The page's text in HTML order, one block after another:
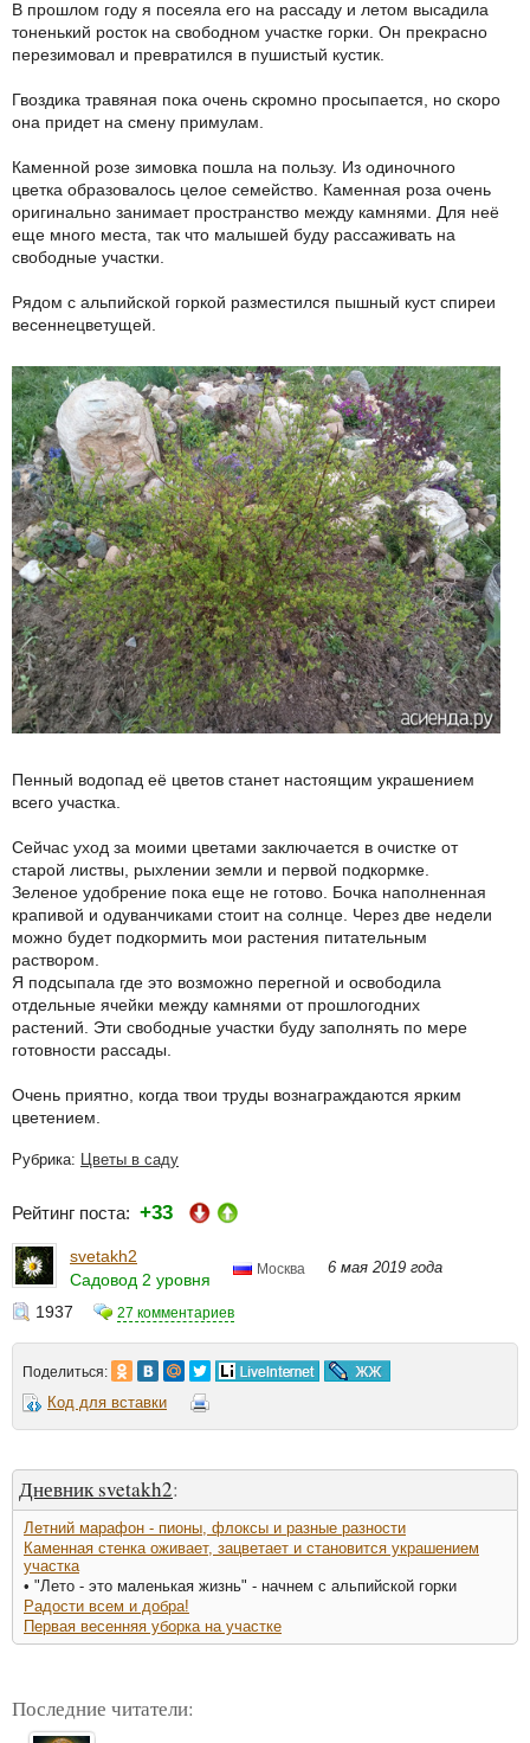
В прошлом году я посеяла его на рассаду и летом высадила
тоненький росток на свободном участке горки. Он прекрасно
перезимовал и превратился в пушистый кустик.
Гвоздика травяная пока очень скромно просыпается, но скоро
она придет на смену примулам.
Каменной розе зимовка пошла на пользу. Из одиночного
цветка образовалось целое семейство. Каменная роза очень
оригинально занимает пространство между камнями. Для неё
еще много места, так что малышей буду рассаживать на
свободные участки.
Рядом с альпийской горкой разместился пышный куст спиреи
весеннецветущей.
Пенный водопад её цветов станет настоящим украшением
всего участка.
Сейчас уход за моими цветами заключается в очистке от
старой листвы, рыхлении земли и первой подкормке.
Зеленое удобрение пока еще не готово. Бочка наполненная
крапивой и одуванчиками стоит на солнце. Через две недели
можно будет подкормить мои растения питательным
раствором.
Я подсыпала где это возможно перегной и освободила
отдельные ячейки между камнями от прошлогодних
растений. Эти свободные участки буду заполнять по мере
готовности рассады.
Очень приятно, когда твои труды вознаграждаются ярким
цветением.
Рубрика: Цветы в саду
Рейтинг поста: +33
svetakh2
Садовод 2 уровня
Москва 6 мая 2019 года
1937 27 комментариев
Поделиться:
Код для вставки
Дневник svetakh2:
Летний марафон - пионы, флоксы и разные разности
Каменная стенка оживает, зацветает и становится украшением
участка
• "Лето - это маленькая жизнь" - начнем с альпийской горки
Радости всем и добра!
Первая весенняя уборка на участке
Последние читатели: